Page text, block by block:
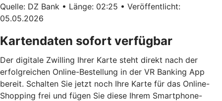
Quelle: DZ Bank • Länge: 02:25 • Veröffentlicht:
05.05.2026
Kartendaten sofort verfügbar
Der digitale Zwilling Ihrer Karte steht direkt nach der
erfolgreichen Online-Bestellung in der VR Banking App
bereit. Schalten Sie jetzt noch Ihre Karte für das Online-
Shopping frei und fügen Sie diese Ihrem Smartphone-